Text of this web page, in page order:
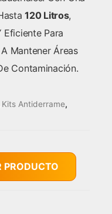
120 Litros,
Eficiente Para
Mantener Áreas
Contaminación.
Kits Antiderrame,
PRODUCTO